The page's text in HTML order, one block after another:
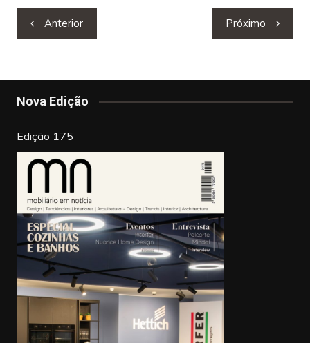
c
e
o
o
k
itt
er
er
e
n
Navegação
de
Anterior Próximo
Nova Edição
Edição 175